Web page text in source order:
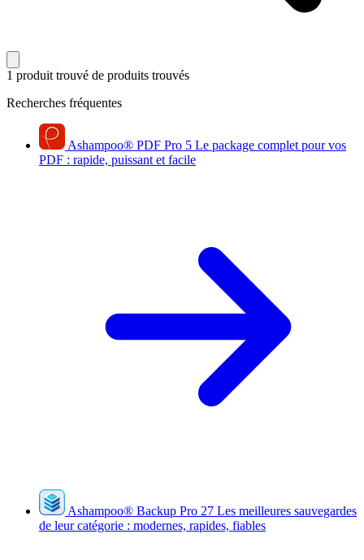
1 produit trouvé de produits trouvés
Recherches fréquentes
Ashampoo® PDF Pro 5 Le package complet pour vos
PDF : rapide, puissant et facile
Ashampoo® Backup Pro 27 Les meilleures sauvegardes
de leur catégorie : modernes, rapides, fiables